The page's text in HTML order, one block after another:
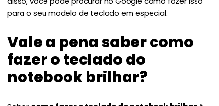
para o seu modelo de teclado em especial.
Vale a pena saber como
fazer o teclado do
notebook brilhar?